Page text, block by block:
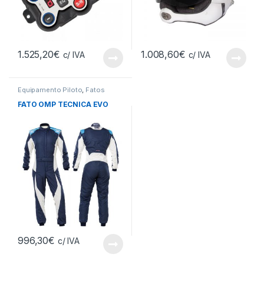
1.525,20€ c/ IVA 1.008,60€ c/ IVA
Equipamento Piloto Fatos
FATO OMP TECNICA EVO
996,30€ c/ IVA